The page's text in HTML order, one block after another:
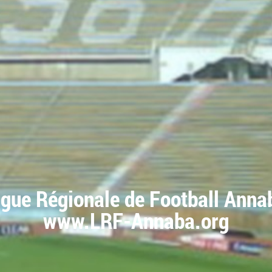
Régionale de Football
www.LRF-Annaba.org